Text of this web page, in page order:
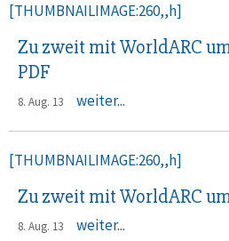
[THUMBNAILIMAGE:260,,h]
Zu zweit mit WorldARC
PDF
8. Aug. 13 weiter...
[THUMBNAILIMAGE:260,,h]
Zu zweit mit WorldARC
8. Aug. 13 weiter...